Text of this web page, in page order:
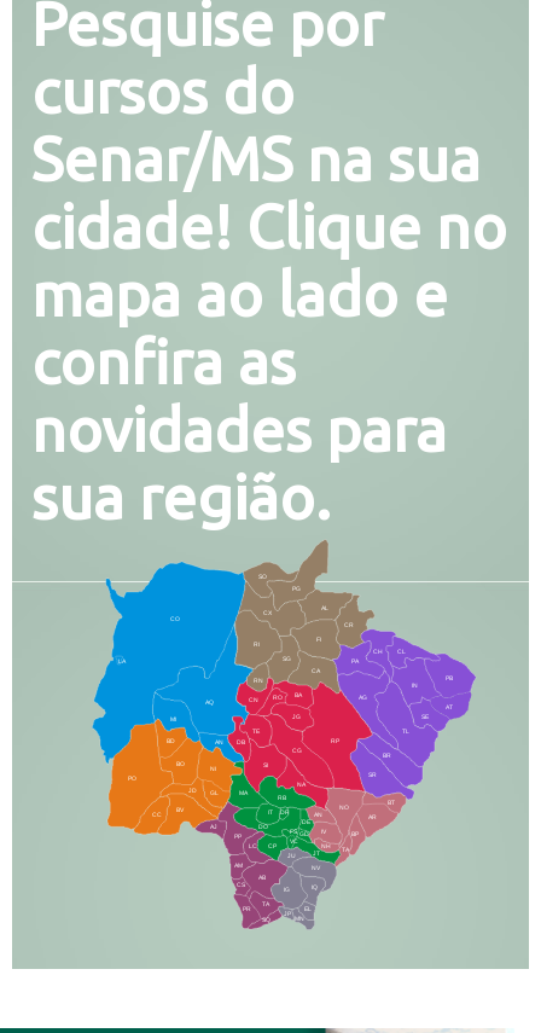
Pesquise por
cursos do
Senar/MS na sua
cidade! Clique no
mapa ao lado e
confira as
novidades para
sua região.
CO
AQ
MI
AN
CX
RI
AL
CR
FI
SG
BA
CA
PA
CH CL
PB
SE
TL
AG
BR
SR
BT
AR
RP
RO
JG
CG
SI
NA
TA
NH
JT
RB
MA
IT
DR
DO
CP
JU
NV
IQ
EL
BD
BO
NI
JD
PO
BV
CC
PP
AJ
LC
AM
AB
JP
DB
TE
CS
PR
TA
SQ
IG
MN
IN
NO
BP
RN
CN
GL
AN
IV
FS
VC
GD
DE
AT
PG
SO
LA